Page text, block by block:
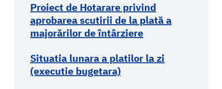
Proiect de Hotarare privind
aprobarea scutirii de la plată a
majorărilor de întârziere
Situatia lunara a platilor la zi
(executie bugetara)